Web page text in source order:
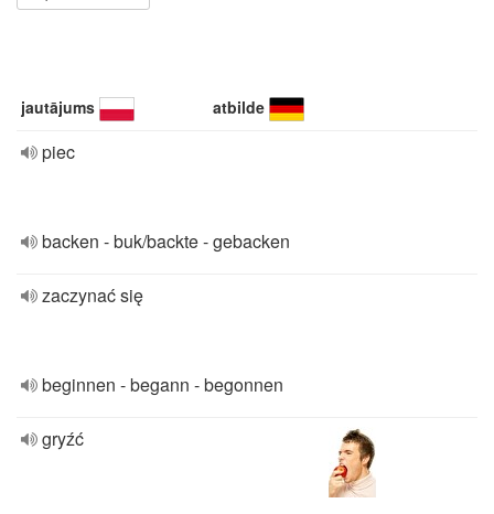
jautājums atbilde
piec
backen - buk/backte - gebacken
zaczynać się
beginnen - begann - begonnen
gryźć